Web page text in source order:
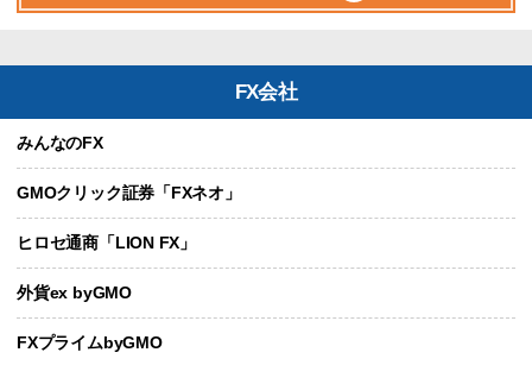
FX会社
みんなのFX
GMOクリック証券「FXネオ」
ヒロセ通商「LION FX」
外貨ex byGMO
FXプライムbyGMO